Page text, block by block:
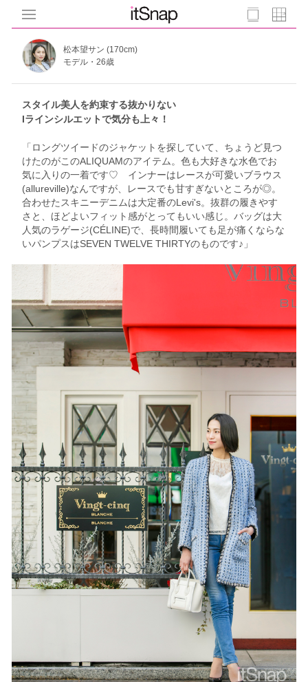
松本望サン (170cm)
モデル・26歳
スタイル美人を約束する抜かりない
Iラインシルエットで気分も上々！
「ロングツイードのジャケットを探していて、ちょうど見つ
けたのがこのALIQUAMのアイテム。色も大好きな水色でお
気に入りの一着です♡ インナーはレースが可愛いブラウス
(allureville)なんですが、レースでも甘すぎないところが◎。
合わせたスキニーデニムは大定番のLevi's。抜群の履きやす
さと、ほどよいフィット感がとってもいい感じ。バッグは大
人気のラゲージ(CÉLINE)で、長時間履いても足が痛くならな
いパンプスはSEVEN TWELVE THIRTYのものです♪」